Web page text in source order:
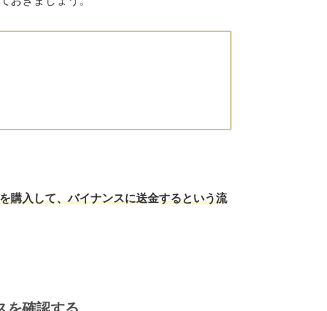
購入して、バイナンスに送金するという流